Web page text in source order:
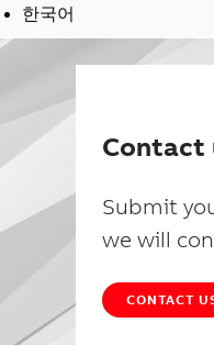
한국어
Contact
Submit
we will
CONTACT